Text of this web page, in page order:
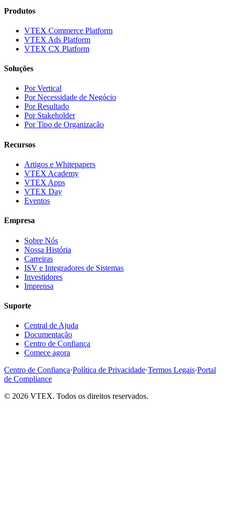
Produtos
VTEX Commerce Platform
VTEX Ads Platform
VTEX CX Platform
Soluções
Por Vertical
Por Necessidade de Negócio
Por Resultado
Por Stakeholder
Por Tipo de Organização
Recursos
Artigos e Whitepapers
VTEX Academy
VTEX Apps
VTEX Day
Eventos
Empresa
Sobre Nós
Nossa História
Carreiras
ISV e Integradores de Sistemas
Investidores
Imprensa
Suporte
Central de Ajuda
Documentação
Centro de Confiança
Comece agora
Centro de Confiança·Política de Privacidade·Termos Legais·Portal
de Compliance
© 2026 VTEX. Todos os direitos reservados.